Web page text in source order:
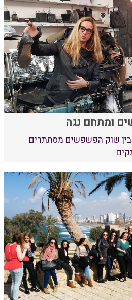
ומתחם נגה
שוק הפשפשים מסתתרים